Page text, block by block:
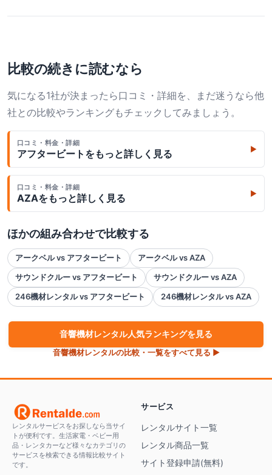
比較の続きに読むなら
気になる1社が決まったら口コミ・詳細を、まだ迷うなら他
社との比較やランキングもチェックしてみましょう。
口コミ・料金・詳細
アフタービート をもっと詳しく見る ▶
口コミ・料金・詳細
AZAをもっと詳しく見る ▶
ほかの組み合わせで比較する
アークベル vs アフタービート
アークベル vs AZA
サウンドクルー vs アフタービート
サウンドクルー vs AZA
246機材レンタル vs アフタービート
246機材レンタル vs AZA
音響機材レンタル人気ランキングを見る
音響機材レンタルの比較・一覧をすべて見る ▶
レンタルサービスをお探しなら当サイ
トが便利です。生活家電・ベビー用
品・レンタカーなど様々なカテゴリの
サービスを検索できる情報比較サイト
です。
サービス
レンタルサイト一覧
レンタル商品一覧
サイト登録申請(無料)